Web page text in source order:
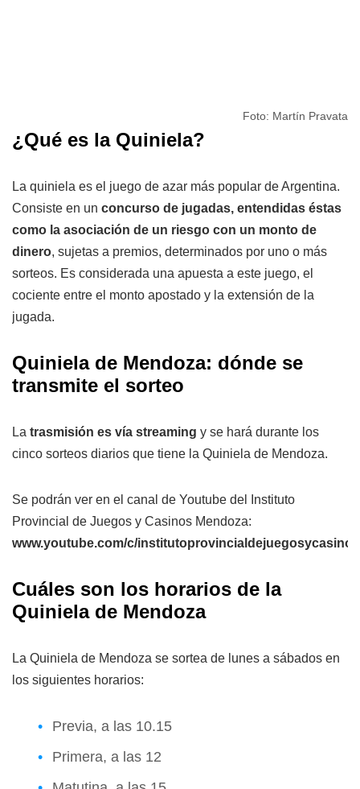
Foto: Martín Pravata
¿Qué es la Quiniela?
La quiniela es el juego de azar más popular de Argentina.
Consiste en un concurso de jugadas, entendidas éstas
como la asociación de un riesgo con un monto de
dinero, sujetas a premios, determinados por uno o más
sorteos. Es considerada una apuesta a este juego, el
cociente entre el monto apostado y la extensión de la
jugada.
Quiniela de Mendoza: dónde se
transmite el sorteo
La trasmisión es vía streaming y se hará durante los
cinco sorteos diarios que tiene la Quiniela de Mendoza.
Se podrán ver en el canal de Youtube del Instituto
Provincial de Juegos y Casinos Mendoza:
www.youtube.com/c/
Cuáles son los horarios de la
Quiniela de Mendoza
La Quiniela de Mendoza se sortea de lunes a sábados en
los siguientes horarios:
Previa, a las 10.15
Primera, a las 12